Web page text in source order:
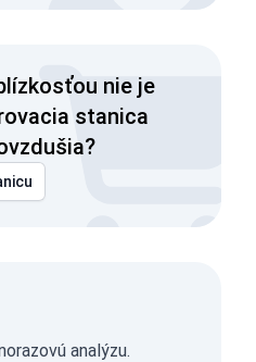
nie je
stanica
analýzu.